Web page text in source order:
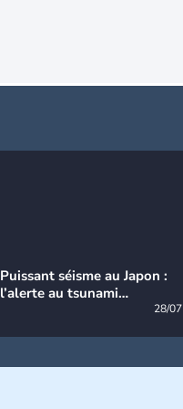
Puissant séisme au Japon :
l’alerte au tsunami
28/07